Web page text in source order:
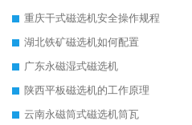
重庆干式磁选机安全操作规程
湖北铁矿磁选机如何配置
广东永磁湿式磁选机
陕西平板磁选机的工作原理
云南永磁筒式磁选机筒瓦